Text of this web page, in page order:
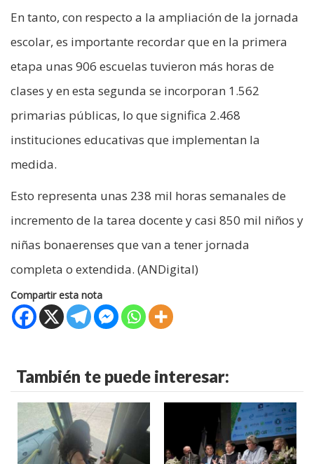
En tanto, con respecto a la ampliación de la jornada
escolar, es importante recordar que en la primera
etapa unas 906 escuelas tuvieron más horas de
clases y en esta segunda se incorporan 1.562
primarias públicas, lo que significa 2.468
instituciones educativas que implementan la
medida.
Esto representa unas 238 mil horas semanales de
incremento de la tarea docente y casi 850 mil niños y
niñas bonaerenses que van a tener jornada
completa o extendida. (ANDigital)
Compartir esta nota
También te puede interesar: